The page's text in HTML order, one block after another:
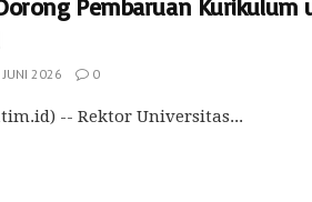
2026 0
-- Rektor Universitas...